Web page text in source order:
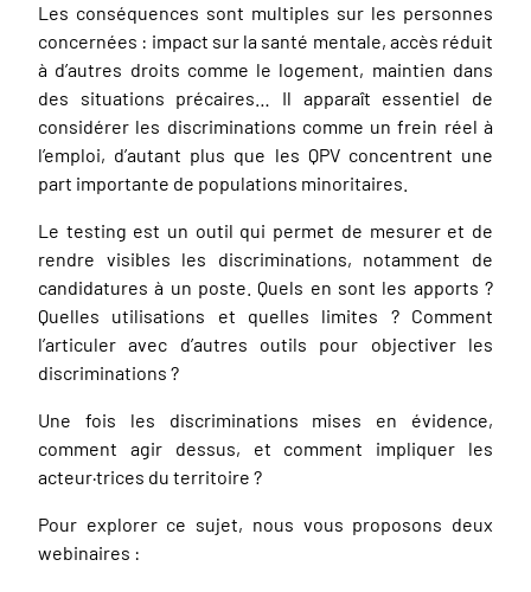
Les conséquences sont multiples sur les personnes
concernées : impact sur la santé mentale, accès réduit
à d’autres droits comme le logement, maintien dans
des situations précaires… Il apparaît essentiel de
considérer les discriminations comme un frein réel à
l’emploi, d’autant plus que les QPV concentrent une
part importante de populations minoritaires.
Le testing est un outil qui permet de mesurer et de
rendre visibles les discriminations, notamment de
candidatures à un poste. Quels en sont les apports ?
Quelles utilisations et quelles limites ? Comment
l’articuler avec d’autres outils pour objectiver les
discriminations ?
Une fois les discriminations mises en évidence,
comment agir dessus, et comment impliquer les
acteur·trices du territoire ?
Pour explorer ce sujet, nous vous proposons deux
webinaires :